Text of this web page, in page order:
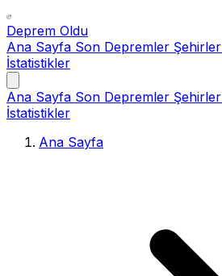
Deprem Oldu
Ana Sayfa Son Depremler Şehirler
İstatistikler
Ana Sayfa Son Depremler Şehirler
İstatistikler
Ana Sayfa